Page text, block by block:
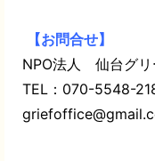
【お問合せ】
NPO法人 仙台グリ
TEL：070-5548-